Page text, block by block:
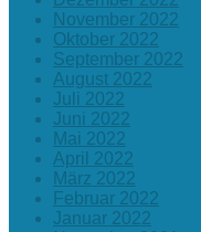
November 2022
Oktober 2022
September 2022
August 2022
Juli 2022
Juni 2022
Mai 2022
April 2022
März 2022
Februar 2022
Januar 2022